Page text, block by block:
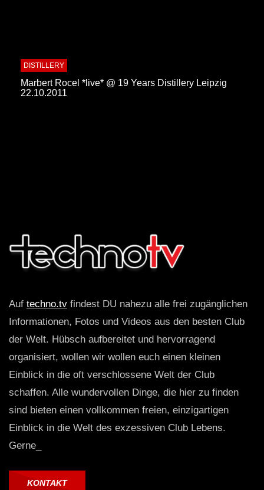
DISTILLERY
Marbert Rocel *live* @ 19 Years Distillery Leipzig
22.10.2011
Auf techno.tv findest DU nahezu alle frei zugänglichen
Informationen, Fotos und Videos aus den besten Club
der Welt. Hübsch aufbereitet und hervorragend
organisiert, wollen wir wollen euch einen kleinen
Einblick in die oft verschlossene Welt der Club
schaffen. Alle wundervollen Dinge, die hier zu finden
sind bieten einen vollkommen freien, einzigartigen
Einblick in die Welt des exzessiven Club Lebens.
Gerne_
KONTAKT